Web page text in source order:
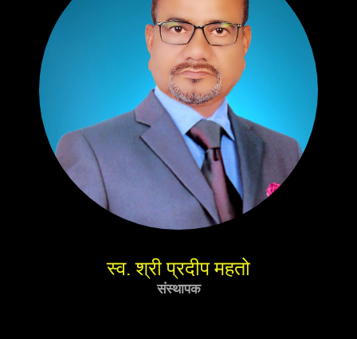
स्व. श्री प्रदीप महतो
संस्थापक